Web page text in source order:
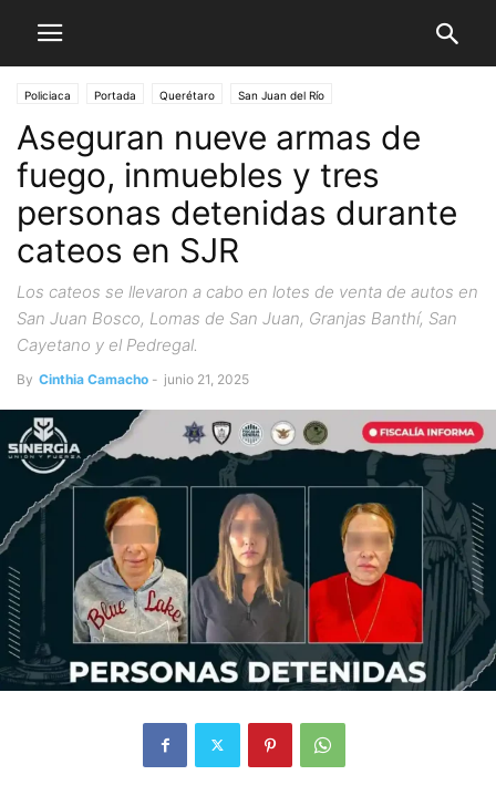
Policiaca Portada Querétaro San Juan del Río
Aseguran nueve armas de
fuego, inmuebles y tres
personas detenidas durante
cateos en SJR
Los cateos se llevaron a cabo en lotes de venta de autos en
San Juan Bosco, Lomas de San Juan, Granjas Banthí, San
Cayetano y el Pedregal.
By Cinthia Camacho - junio 21, 2025